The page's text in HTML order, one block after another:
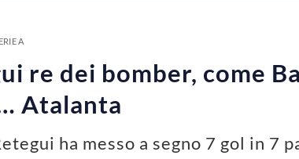
A
re dei bomber, come
Atalanta
ha messo a segno 7 gol in